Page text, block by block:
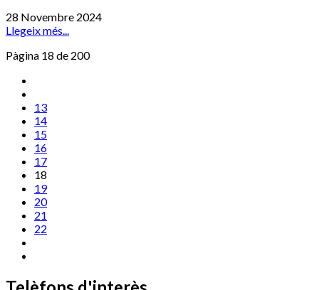
28 Novembre 2024
Llegeix més...
Pàgina 18 de 200
13
14
15
16
17
18
19
20
21
22